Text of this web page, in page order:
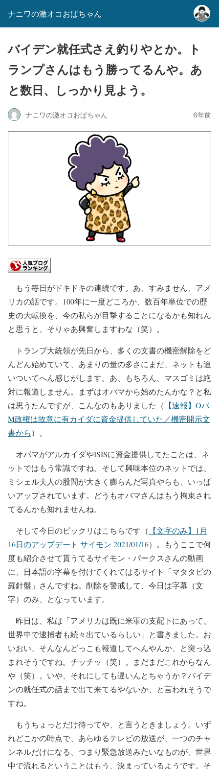
ナニワの激オコおばちゃん
バイデン就任式さえ釣りやとか。ト
ランプさんはもう勝ってるんや。あ
と数日、しっかり見よう。
ナニワの激オコおばちゃん 6年前
もう毎日がドキドキの連続です。あ、すみません、アメ
リカの話です。100年に一度どころか、数百年単位での歴
史の大転換を、今の私らが目撃することになるかも知れん
と思うと、そりゃあ興奮しますわな（笑）。
トランプ大統領が先日から、多くの文書の機密解除をど
んどん始めていて、あまりの量の多さにまだ、ネットも追
いついてへん感じがします。あ、もちろん、マスゴミは絶
対に報道しません。まずはオバマから始めたんかな？と私
は思うたんですが、こんなのもありました（ 【速報】Oバ
M政権は故意に有カイダに資金提供していた／機密開示文
書から）。
オバマがアルカイダやISISに資金提供してたことは、ネ
ットではもう常識ですね。そして興味本位のネットでは、
ミシェル夫人の股間が大きく膨らんだ写真やらも、いっぱ
いアップされています。どうもオバマさんはもう拘束され
てるんかも知れませんね。
そして今日のビックリはこちらです（ 【文字のみ】1月
16日のアップデート サイモン 2021/01/16）。もうここで何
度も紹介させて貰うてるサイモン・パークスさんの動画
に、日本語の字幕を付けてくれてはるサイト「マタタビの
羅針盤」さんですね。削除を警戒して、今日は字幕（文
字）のみ、となっています。
昨日は、私は「アメリカは既に米軍の支配下にあって、
世界中で逮捕者も続々出ているらしい」と書きました。お
いおい、そんなんどっこも報道してへんやんか、と突っ込
まれそうですね。チッチッ（笑）。まだまだこれからなん
や（笑）。いや、それにしても遅いんとちゃうか？バイデ
ンの就任式の話まで出て来てるやないか、と言われそうで
すね。
もうちょっとだけ待ってや、と言うときましょう。いず
れどこかの時点で、あらゆるテレビの放送が、一つのチャ
ンネルだけになる、つまり緊急放送みたいなものが、世界
中で流れるということはもう、決まっているようです。そ